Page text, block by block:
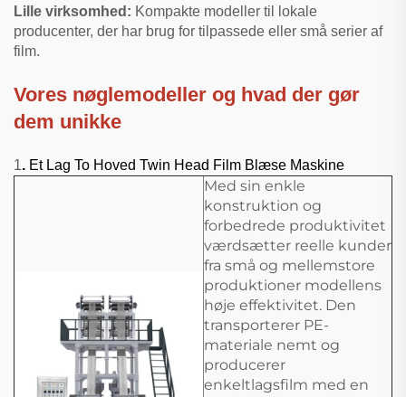
Lille virksomhed: Kompakte modeller til lokale
producenter, der har brug for tilpassede eller små serier af
film.
Vores nøglemodeller og hvad der gør
dem unikke
1. Et Lag To Hoved Twin Head Film Blæse Maskine
Med sin enkle
konstruktion og
forbedrede produktivitet
værdsætter reelle kunder
fra små og mellemstore
produktioner modellens
høje effektivitet. Den
transporterer PE-
materiale nemt og
producerer
enkeltlagsfilm med en